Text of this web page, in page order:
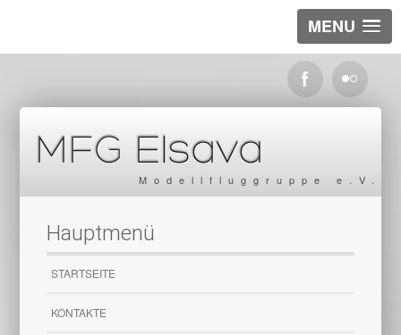
MENU
Modellfluggruppe e.V.
Hauptmenü
STARTSEITE
KONTAKTE